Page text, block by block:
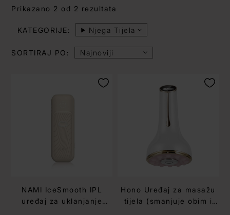
Prikazano 2 od 2 rezultata
KATEGORIJE: Njega Tijela
SORTIRAJ PO:
NAMI IceSmooth IPL
uređaj za uklanjanje
Hono Uređaj za masažu
tijela (smanjuje obim i